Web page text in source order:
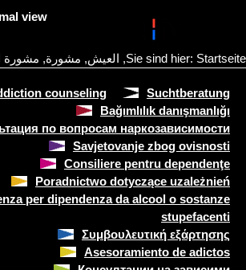
view
Sie sind hier: Startseite
, العيش, مشورة, مشورة
Suchtberatung
counseling
Bağımlılık danışmanlığı
по вопросам наркозависимости
Savjetovanje zbog ovisnosti
Consiliere pentru dependenţe
Poradnictwo dotyczące uzależnień
per dipendenza da alcool o sostanze
stupefacenti
Συμβουλευτική εξάρτησης
Asesoramiento de adictos